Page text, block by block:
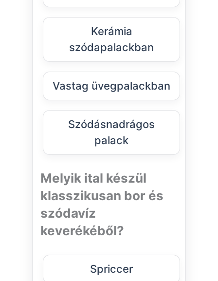
Kerámia
szódapalackban
Vastag üvegpalackban
Szódásnadrágos
palack
Melyik ital készül
klasszikusan bor és
szódavíz
keverékéből?
Spriccer